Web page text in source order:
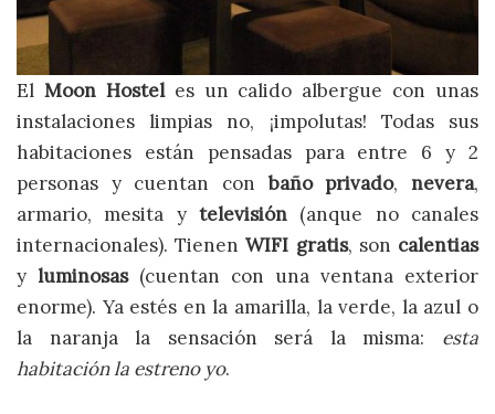
El Moon Hostel es un calido albergue con unas
instalaciones limpias no, ¡impolutas! Todas sus
habitaciones están pensadas para entre 6 y 2
personas y cuentan con baño privado, nevera,
armario, mesita y televisión (anque no canales
internacionales). TienenWIFI gratis, son calentias
y luminosas(cuentan con una ventana exterior
enorme). Ya estés en la amarilla, la verde, la azul o
la naranja la sensación será la misma: esta
habitación la estreno yo.